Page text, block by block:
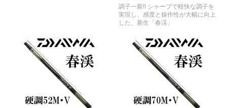
調子一新!! シャープで軽快な調子を
実現し、感度と操作性が大幅に向上
した、新生「春渓」